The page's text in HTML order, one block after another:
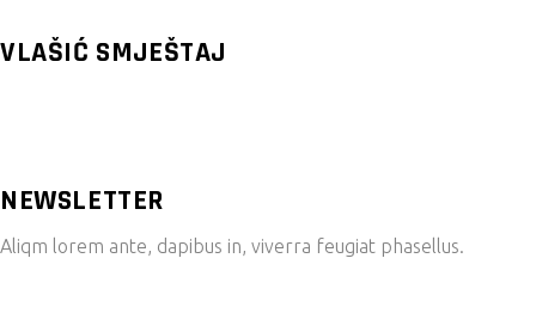
VLAŠIĆ SMJEŠTAJ
NEWSLETTER
Aliqm lorem ante, dapibus in, viverra feugiat phasellus.